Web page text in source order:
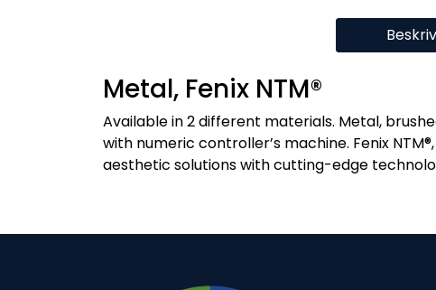
Metal, Fenix NTM®
Available in 2 different materials. Metal,
with numeric controller’s machine. Fenix
aesthetic solutions with cutting-edge